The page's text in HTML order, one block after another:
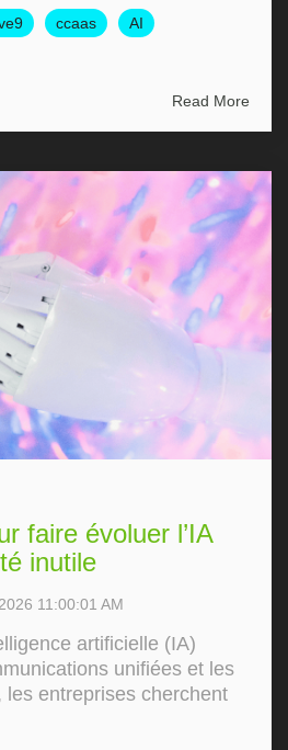
ccaas
AI
Read More
faire évoluer l’IA
inutile
11:00:01 AM
artificielle (IA)
unifiées et les
les entreprises cherchent